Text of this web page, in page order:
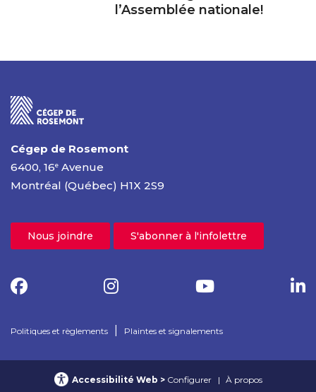
l’Assemblée nationale!
Cégep de Rosemont
6400, 16e Avenue
Montréal (Québec) H1X 2S9
Nous joindre S'abonner à l'infolettre
Politiques et règlements Plaintes et signalements
Accessibilité Web Configurer À propos